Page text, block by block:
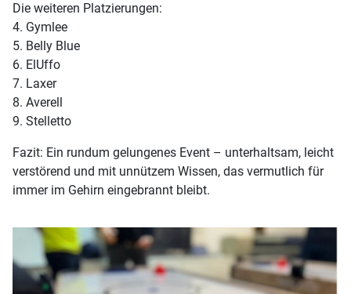
Die weiteren Platzierungen:
4.⁠ ⁠Gymlee
5.⁠ ⁠⁠Belly Blue
6.⁠ ⁠⁠ElUffo
7.⁠ ⁠⁠Laxer
8.⁠ ⁠⁠Averell
9.⁠ ⁠⁠Stelletto
Fazit: Ein rundum gelungenes Event – unterhaltsam, leicht
verstörend und mit unnützem Wissen, das vermutlich für
immer im Gehirn eingebrannt bleibt.